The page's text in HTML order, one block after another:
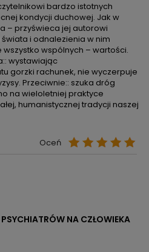
bardzo istotnych
kondycji duchowej. Jak w
– przyświeca jej autorowi
i odnalezienia w nim
wszystko wspólnych – wartości.
wystawiając
gorzki rachunek, nie wyczerpuje
Przeciwnie:: szuka dróg
na wieloletniej praktyce
humanistycznej tradycji naszej
Oceń
NA CZŁOWIEKA